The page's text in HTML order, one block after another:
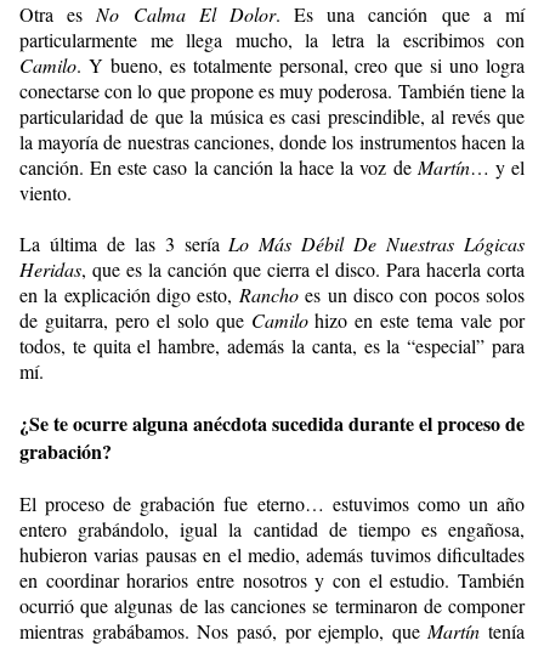
Otra esNo Calma El Dolor. Es una canción que a mí
particularmente me llega mucho, la letra la escribimos con
Camilo. Y bueno, es totalmente personal, creo que si uno logra
conectarse con lo que propone es muy poderosa. También tiene la
particularidad de que la música es casi prescindible, al revés que
la mayoría de nuestras canciones, donde los instrumentos hacen la
canción. En este caso la canción la hace la voz deMartín… y el
viento.
La última de las 3 seríaLo Más Débil De Nuestras Lógicas
Heridas, que es la canción que cierra el disco. Para hacerla corta
en la explicación digo esto, Ranchoes un disco con pocos solos
de guitarra, pero el solo que Camilohizo en este tema vale por
todos, te quita el hambre, además la canta, es la “especial” para
mí.
¿Se te ocurre alguna anécdota sucedida durante el proceso de
grabación?
El proceso de grabación fue eterno… estuvimos como un año
entero grabándolo, igual la cantidad de tiempo es engañosa,
hubieron varias pausas en el medio, además tuvimos dificultades
en coordinar horarios entre nosotros y con el estudio. También
ocurrió que algunas de las canciones se terminaron de componer
mientras grabábamos. Nos pasó, por ejemplo, queMartín tenía